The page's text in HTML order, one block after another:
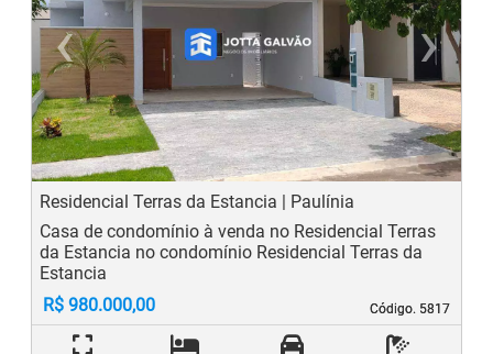
‹
Previous
›
Residencial Terras da Estancia | Paulínia
Código. 5817
Código. 5817
Casa de condomínio à venda no Residencial Terras
da Estancia no condomínio Residencial Terras da
Estancia
R$ 980.000,00